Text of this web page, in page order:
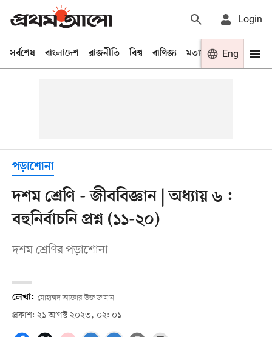
Login
সর্বশেষ বাংলাদেশ রাজনীতি বিশ্ব বাণিজ্য মতামত খেলা
Eng
পড়াশোনা
দশম শ্রেণি - জীববিজ্ঞান | অধ্যায় ৬ :
বহুনির্বাচনি প্রশ্ন (১১-২০)
দশম শ্রেণির পড়াশোনা
লেখা: মোহাম্মদ আক্তার উজ জামান
প্রকাশ: ২১ আগস্ট ২০২৩, ০২: ০১